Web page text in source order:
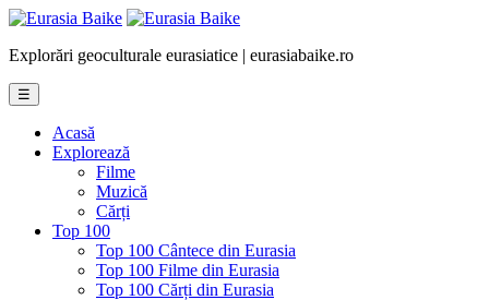
Explorări geoculturale eurasiatice | eurasiabaike.ro
☰
Acasă
Explorează
Filme
Muzică
Cărți
Top 100
Top 100 Cântece din Eurasia
Top 100 Filme din Eurasia
Top 100 Cărți din Eurasia